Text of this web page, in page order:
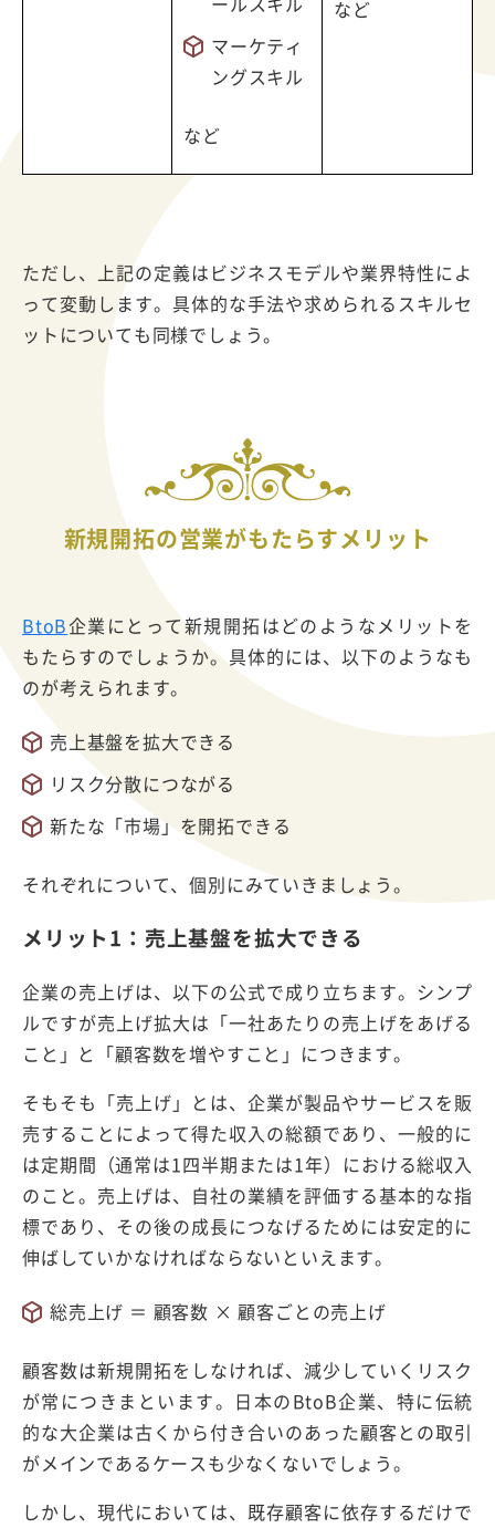
マーケティ
ングスキル
など
など
ただし、上記の定義はビジネスモデルや業界特性によ
って変動します。具体的な手法や求められるスキルセ
ットについても同様でしょう。
新規開拓の営業がもたらすメリット
BtoB企業にとって新規開拓はどのようなメリットを
もたらすのでしょうか。具体的には、以下のようなも
のが考えられます。
売上基盤を拡大できる
リスク分散につながる
新たな「市場」を開拓できる
それぞれについて、個別にみていきましょう。
メリット1：売上基盤を拡大できる
企業の売上げは、以下の公式で成り立ちます。シンプ
ルですが売上げ拡大は「一社あたりの売上げをあげる
こと」と「顧客数を増やすこと」につきます。
そもそも「売上げ」とは、企業が製品やサービスを販
売することによって得た収入の総額であり、一般的に
は定期間（通常は1四半期または1年）における総収入
のこと。売上げは、自社の業績を評価する基本的な指
標であり、その後の成長につなげるためには安定的に
伸ばしていかなければならないといえます。
総売上げ ＝ 顧客数 × 顧客ごとの売上げ
顧客数は新規開拓をしなければ、減少していくリスク
が常につきまといます。日本のBtoB企業、特に伝統
的な大企業は古くから付き合いのあった顧客との取引
がメインであるケースも少なくないでしょう。
しかし、現代においては、既存顧客に依存するだけで